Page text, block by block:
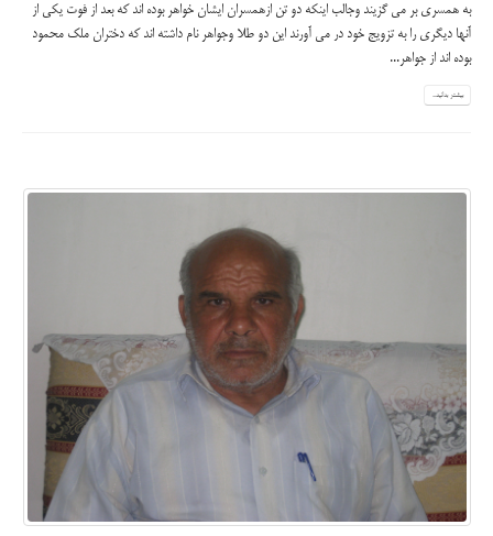
به همسری بر می گزیند وجالب اینکه دو تن ازهمسران ایشان خواهر بوده اند که بعد از فوت یکی از
آنها دیگری را به تزویج خود در می آورند این دو طلا وجواهر نام داشته اند که دختران ملک محمود
بوده اند از جواهر...
بیشتر بدانید...